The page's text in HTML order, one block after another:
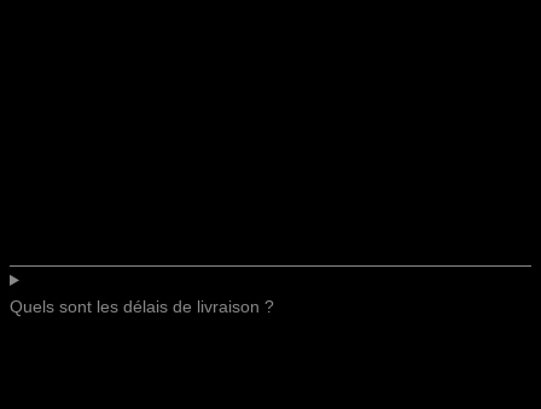
Quels sont les délais de livraison ?